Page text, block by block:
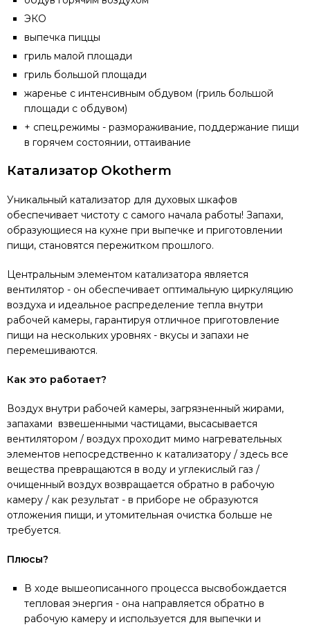
ЭКО
выпечка пиццы
гриль малой площади
гриль большой площади
жаренье с интенсивным обдувом (гриль большой
площади с обдувом)
+ спец.режимы - размораживание, поддержание пищи
в горячем состоянии, оттаивание
Катализатор Okotherm
Уникальный катализатор для духовых шкафов
обеспечивает чистоту с самого начала работы! Запахи,
образующиеся на кухне при выпечке и приготовлении
пищи, становятся пережитком прошлого.
Центральным элементом катализатора является
вентилятор - он обеспечивает оптимальную циркуляцию
воздуха и идеальное распределение тепла внутри
рабочей камеры, гарантируя отличное приготовление
пищи на нескольких уровнях - вкусы и запахи не
перемешиваются.
Как это работает?
Воздух внутри рабочей камеры, загрязненный жирами,
запахами взвешенными частицами, высасывается
вентилятором / воздух проходит мимо нагревательных
элементов непосредственно к катализатору / здесь все
вещества превращаются в воду и углекислый газ /
очищенный воздух возвращается обратно в рабочую
камеру / как результат - в приборе не образуются
отложения пищи, и утомительная очистка больше не
требуется.
Плюсы?
В ходе вышеописанного процесса высвобождается
тепловая энергия - она направляется обратно в
рабочую камеру и используется для выпечки и